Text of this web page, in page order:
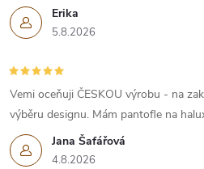
Erika
5.8.2026
Jana Šafářová
4.8.2026
Vemi oceňuji ČESKOU výrobu - na
výběru designu. Mám pantofle na